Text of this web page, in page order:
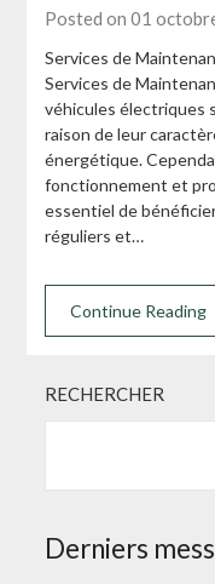
Posted on 01
Services de
Services de
véhicules électriques
raison de leur
énergétique.
fonctionnement et
essentiel de
réguliers et…
Continue Reading
RECHERCHER
Derniers